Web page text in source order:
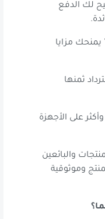
لك الدفع
مزايا
ثمنها
على الأجهزة
والبائعين
وموثوقية